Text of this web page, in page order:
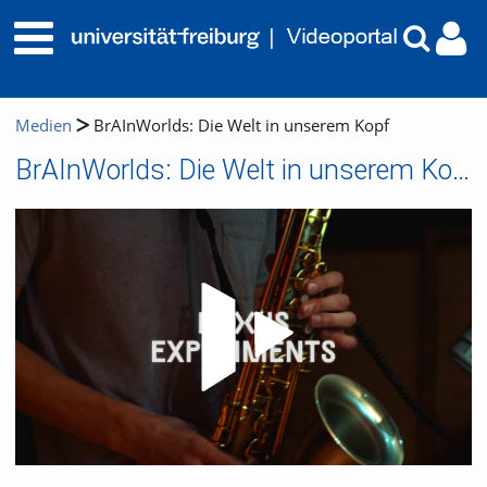
Medien BrAInWorlds: Die Welt in unserem Kopf
BrAInWorlds: Die Welt in unserem Kopf